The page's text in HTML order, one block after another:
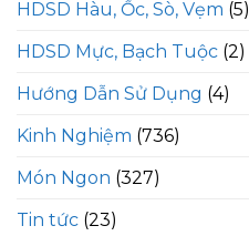
HDSD Hàu, Ốc, Sò, Vẹm (5)
HDSD Mực, Bạch Tuộc (2)
Hướng Dẫn Sử Dụng (4)
Kinh Nghiệm (736)
Món Ngon (327)
Tin tức (23)